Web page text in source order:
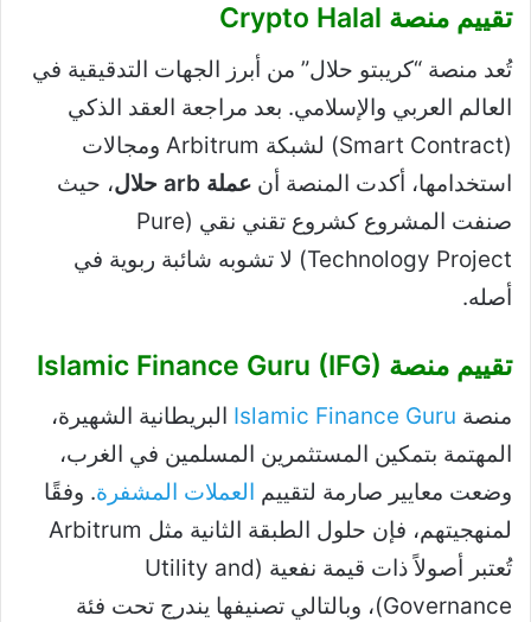
تقييم منصة Crypto Halal
تُعد منصة “كريبتو حلال” من أبرز الجهات التدقيقية في
العالم العربي والإسلامي. بعد مراجعة العقد الذكي
(Smart Contract) لشبكة Arbitrum ومجالات
استخدامها، أكدت المنصة أن عملة arb حلال
، حيث
صنفت المشروع كشروع تقني نقي (Pure
Technology Project) لا تشوبه شائبة ربوية في
أصله.
تقييم منصة Islamic Finance Guru (IFG)
منصة Islamic Finance Guru البريطانية الشهيرة،
المهتمة بتمكين المستثمرين المسلمين في الغرب،
وضعت معايير صارمة لتقييم العملات المشفرة. وفقًا
لمنهجيتهم، فإن حلول الطبقة الثانية مثل Arbitrum
تُعتبر أصولاً ذات قيمة نفعية (Utility and
Governance)، وبالتالي تصنيفها يندرج تحت فئة